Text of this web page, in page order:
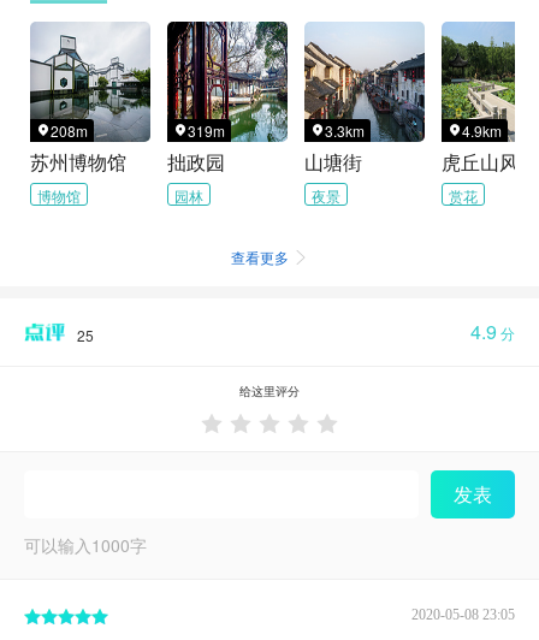
208m
苏州博物馆
博物馆
319m
拙政园
园林
3.3km
山塘街
夜景
4.9km
赏花
查看更多 
25 4.9 分
给这里评分
    
发表
可以输入1000字
2020-05-08 23:05